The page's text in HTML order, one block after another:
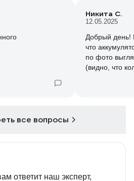
Никита С.
12.05.2025
Добрый день!
что
по фото
(видно, что
все вопросы
ответит наш эксперт,